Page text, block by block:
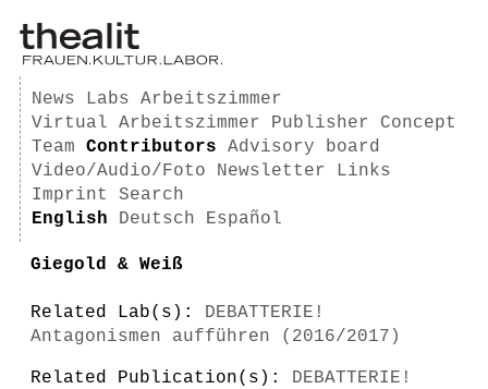
News Labs
Arbeitszimmer
Virtual Arbeitszimmer
Publisher
Concept
Team
Contributors
Advisory board
Video/Audio/Foto
Newsletter
Links
Imprint
Search
English
Deutsch Español
Giegold & Weiß
Related Lab(s): DEBATTERIE!
Antagonismen aufführen (2016/2017)
Related Publication(s): DEBATTERIE!